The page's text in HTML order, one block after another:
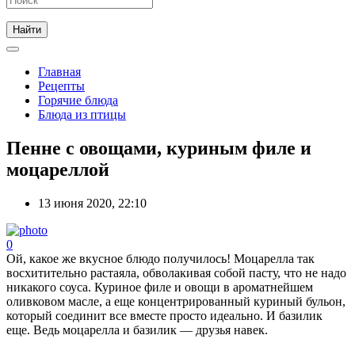
Главная
Рецепты
Горячие блюда
Блюда из птицы
Пенне с овощами, куриным филе и
моцареллой
13 июня 2020, 22:10
0
Ой, какое же вкусное блюдо получилось! Моцарелла так
восхитительно растаяла, обволакивая собой пасту, что не надо
никакого соуса. Куриное филе и овощи в ароматнейшем
оливковом масле, а еще концентрированный куриный бульон,
который соединит все вместе просто идеально. И базилик
еще. Ведь моцарелла и базилик — друзья навек.